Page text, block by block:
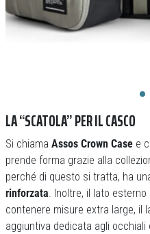
LA “SCATOLA” PER IL CASCO
Si chiama Assos Crown Case e
prende forma grazie alla
perché di questo si tratta, ha
rinforzata. Inoltre, il lato
contenere misure extra large, il
aggiuntiva dedicata agli